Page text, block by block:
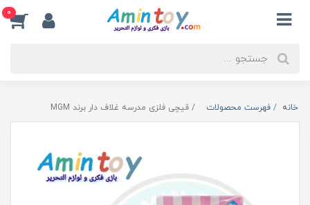
0
خانه فهرست محصولات قیچی فلزی مدرسه غلاف دار برند MGM